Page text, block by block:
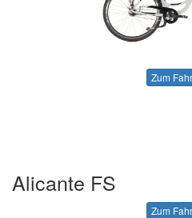
Zum
Alicante FS
Zum